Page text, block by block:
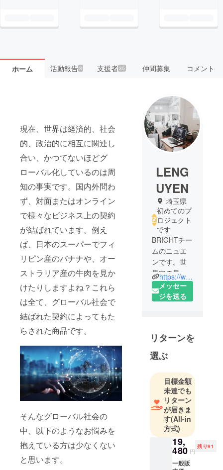
ホーム 活動報告3 支援者35 仲間募集 コメント
現在、世界は経済的、社会
的、政治的に相互に関連し
合い、かつてないほどグ
ローバル化しているのは周
知の事実です。国内外問わ
ず、対面またはオンライン
で様々なビジネス上の契約
が結ばれています。例え
ば、日本のスーパーでフィ
リピン産のバナナや、オー
ストラリア産の牛肉を見か
けたりしますよね？これら
は全て、グローバル社会で
結ばれた契約によってもた
らされた商品です。
そんなグローバル社会の
中、以下のようなお悩みを
抱えている方は少なくない
と思います。
LENG
UYEN
埼玉県
初めてのプ
ロジェクト
です
BRIGHTチー
ムのニュエ
ンです。世
界中の最新
商品を日本
市場に届け
https://www.brighttech.jp/
メッセー
ジを送る
リターンを
選ぶ
目標金額
未達でも
リターン
が届きま
す(All-in
方式)
19,
480 円
残り91
一般販